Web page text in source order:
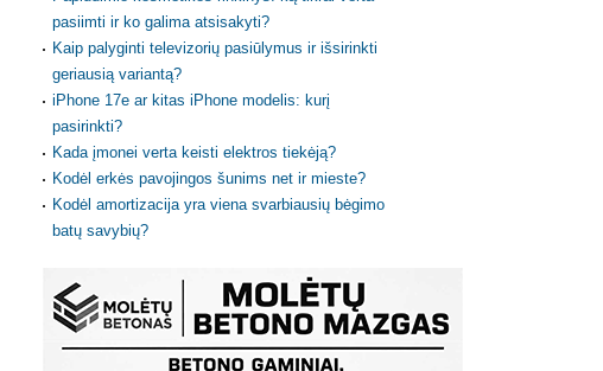
pasiimti ir ko galima atsisakyti?
Kaip palyginti televizorių pasiūlymus ir išsirinkti
geriausią variantą?
iPhone 17e ar kitas iPhone modelis: kurį
pasirinkti?
Kada įmonei verta keisti elektros tiekėją?
Kodėl erkės pavojingos šunims net ir mieste?
Kodėl amortizacija yra viena svarbiausių bėgimo
batų savybių?